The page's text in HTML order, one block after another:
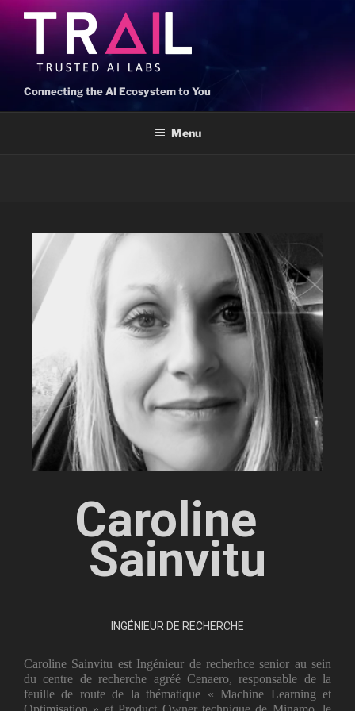
Connecting the AI Ecosystem to You
Menu
Caroline
Sainvitu
INGÉNIEUR DE RECHERCHE
Caroline Sainvitu est Ingénieur de recherhce senior au sein
du centre de recherche agréé Cenaero, responsable de la
feuille de route de la thématique « Machine Learning et